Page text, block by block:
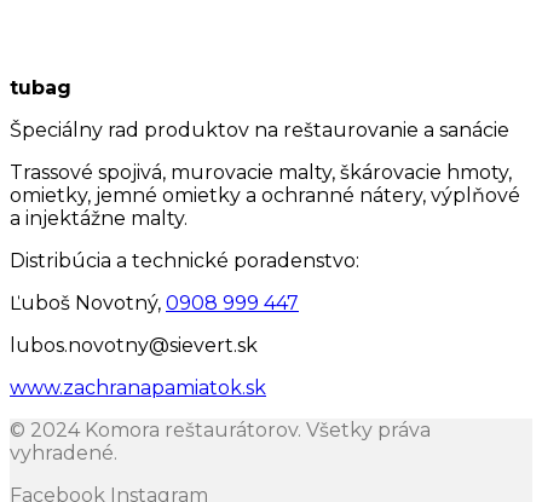
tubag
Špeciálny rad produktov na reštaurovanie a sanácie
Trassové spojivá, murovacie malty, škárovacie hmoty,
omietky, jemné omietky a ochranné nátery, výplňové
a injektážne malty.
Distribúcia a technické poradenstvo:
Ľuboš Novotný, 0908 999 447
lubos.novotny@sievert.sk
www.zachranapamiatok.sk
© 2024 Komora reštaurátorov. Všetky práva
vyhradené.
Facebook Instagram